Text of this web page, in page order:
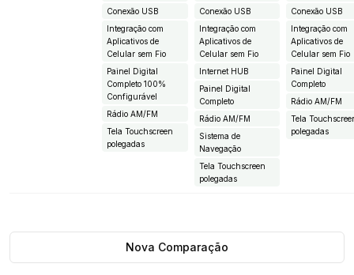
Conexão USB
Integração com
Aplicativos de
Celular sem Fio
Painel Digital
Completo 100%
Configurável
Rádio AM/FM
Tela Touchscreen
polegadas
Conexão USB
Integração com
Aplicativos de
Celular sem Fio
Internet HUB
Painel Digital
Completo
Rádio AM/FM
Sistema de
Navegação
Tela Touchscreen
polegadas
Conexão USB
Integração com
Aplicativos de
Celular sem Fio
Painel Digital
Completo
Rádio AM/FM
Tela
polegadas
Nova Comparação